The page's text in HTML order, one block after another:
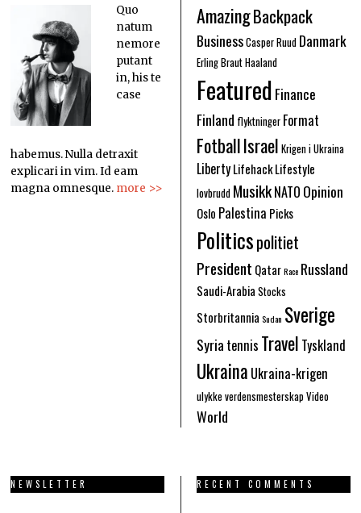
Quo
natum
nemore
putant
in, his te
case
habemus. Nulla detraxit
explicari in vim. Id eam
magna omnesque. more >>
AmazingBackpack
BusinessCasper Ruud Danmark
Erling Braut Haaland
FeaturedFinance
Finland flyktninger Format
FotballIsrael Krigen i Ukraina
LibertyLifehackLifestyle
lovbrudd MusikkNATO Opinion
Oslo Palestina Picks
Politicspolitiet
President QatarRace Russland
Saudi-Arabia Stocks
Storbritannia Sudan Sverige
Syria tennis Travel Tyskland
Ukraina Ukraina-krigen
ulykke verdensmesterskapVideo
World
NEWSLETTER RECENT COMMENTS